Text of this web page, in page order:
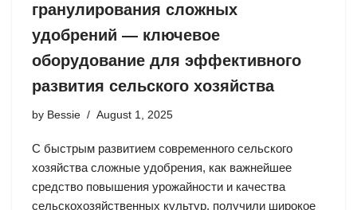
гранулирования сложных
удобрений — ключевое
оборудование для эффективного
развития сельского хозяйства
by Bessie August 1, 2025
С быстрым развитием современного сельского
хозяйства сложные удобрения, как важнейшее
средство повышения урожайности и качества
сельскохозяйственных культур, получили широкое